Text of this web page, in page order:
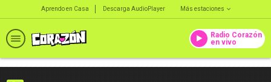
Aprendo en Casa Descarga AudioPlayer Más estaciones
Radio Corazón
en vivo